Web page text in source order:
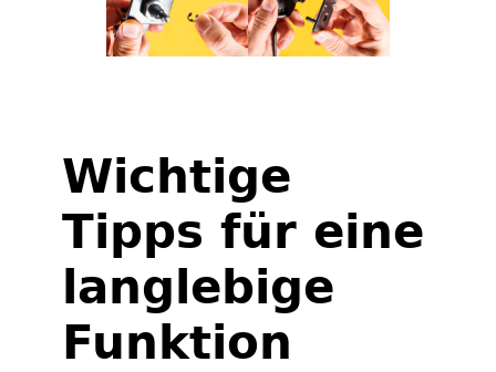
Wichtige
Tipps für eine
langlebige
Funktion